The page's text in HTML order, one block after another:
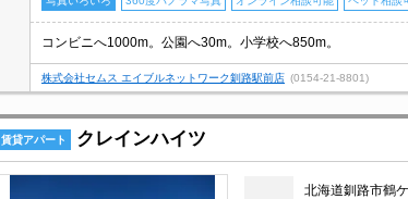
コンビニへ1000m。公園へ30m。小学校へ850m。
株式会社セムス エイブルネットワーク釧路駅前店 (0154-21-8801)
賃貸アパート クレインハイツ
北海道釧路市鶴